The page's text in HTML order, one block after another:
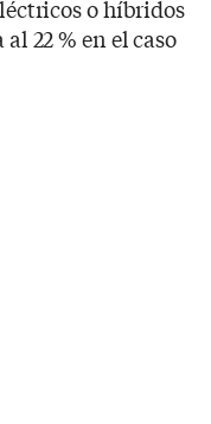
o híbridos
22 % en el caso